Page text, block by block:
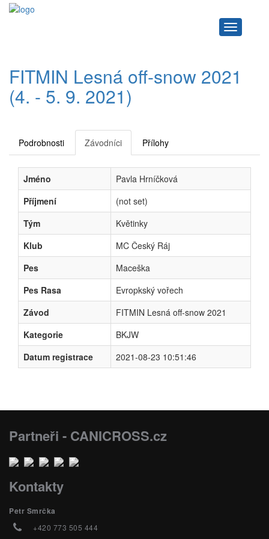
Navigace
FITMIN Lesná off-snow 2021
(4. - 5. 9. 2021)
Podrobnosti Závodníci Přílohy
Jméno
Pavla Hrníčková
Příjmení
(not set)
Tým
Květinky
Klub
MC Český Ráj
Pes
Maceška
Pes Rasa
Evropkský vořech
Závod
FITMIN Lesná off-snow 2021
Kategorie
BKJW
Datum registrace
2021-08-23 10:51:46
Partneři - CANICROSS.cz
Kontakty
Petr Smrčka
+420 773 505 444